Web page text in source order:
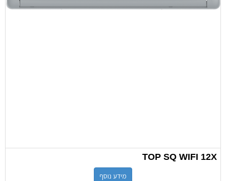
TOP SQ WIFI 12X
מידע נוסף